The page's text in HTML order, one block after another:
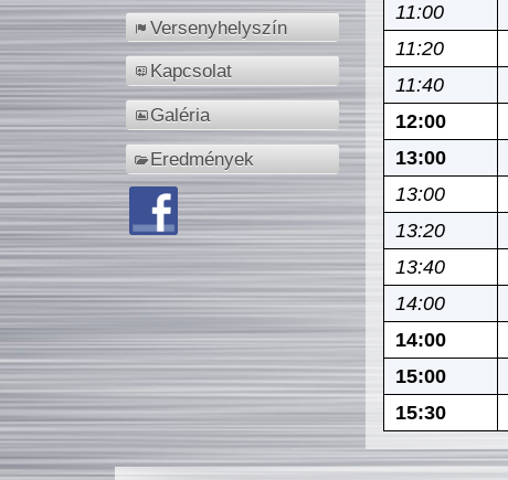
Versenyhelyszín
Kapcsolat
Galéria
Eredmények
11:00
11:20
11:40
12:00
13:00
13:00
13:20
13:40
14:00
14:00
15:00
15:30